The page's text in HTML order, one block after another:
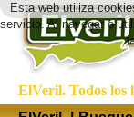
Esta web utiliza
servicio. Al navegar o
ElVeril. Todos los